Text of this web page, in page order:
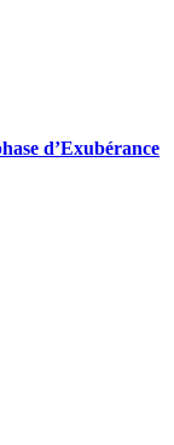
d’Exubérance